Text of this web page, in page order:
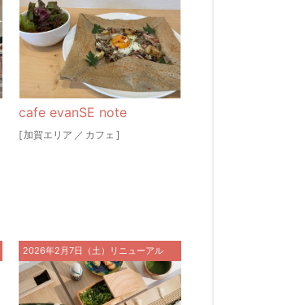
cafe evanSE note
[ 加賀エリア ／ カフェ ]
2026年2月7日（土）リニューアル